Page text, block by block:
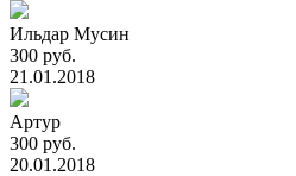
Ильдар Мусин
300 руб.
21.01.2018
Артур
300 руб.
20.01.2018